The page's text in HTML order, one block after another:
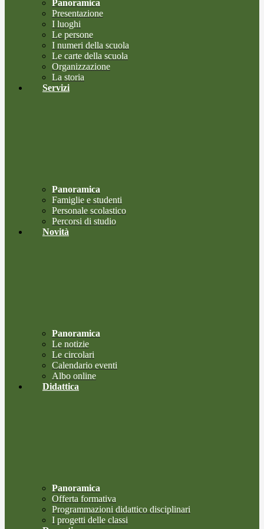
Panoramica
Presentazione
I luoghi
Le persone
I numeri della scuola
Le carte della scuola
Organizzazione
La storia
Servizi
Panoramica
Famiglie e studenti
Personale scolastico
Percorsi di studio
Novità
Panoramica
Le notizie
Le circolari
Calendario eventi
Albo online
Didattica
Panoramica
Offerta formativa
Programmazioni didattico disciplinari
I progetti delle classi